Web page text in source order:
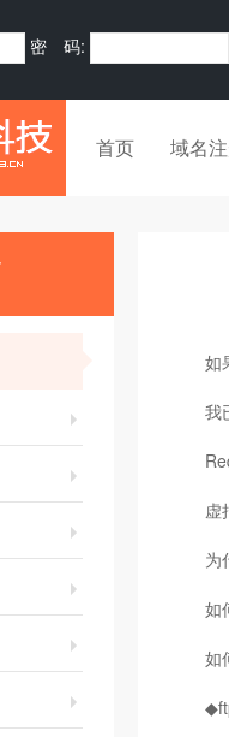
密 码:
首页 域名
如
我
虚
为
如
如